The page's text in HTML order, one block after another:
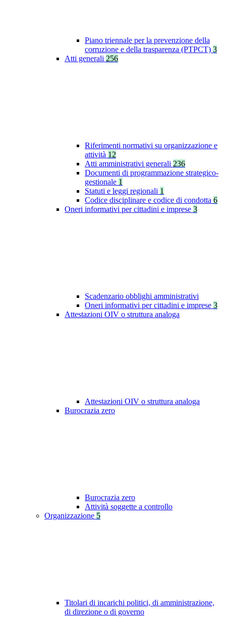
Piano triennale per la prevenzione della
corruzione e della trasparenza (PTPCT) 3
Atti generali 256
Riferimenti normativi su organizzazione e
attività 12
Atti amministrativi generali 236
Documenti di programmazione strategico-
gestionale 1
Statuti e leggi regionali 1
Codice disciplinare e codice di condotta 6
Oneri informativi per cittadini e imprese 3
Scadenzario obblighi amministrativi
Oneri informativi per cittadini e imprese 3
Attestazioni OIV o struttura analoga
Attestazioni OIV o struttura analoga
Burocrazia zero
Burocrazia zero
Attività soggette a controllo
Organizzazione 5
Titolari di incarichi politici, di amministrazione,
di direzione o di governo